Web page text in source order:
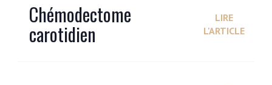
Chémodectome
carotidien
LIRE
L'ARTICLE